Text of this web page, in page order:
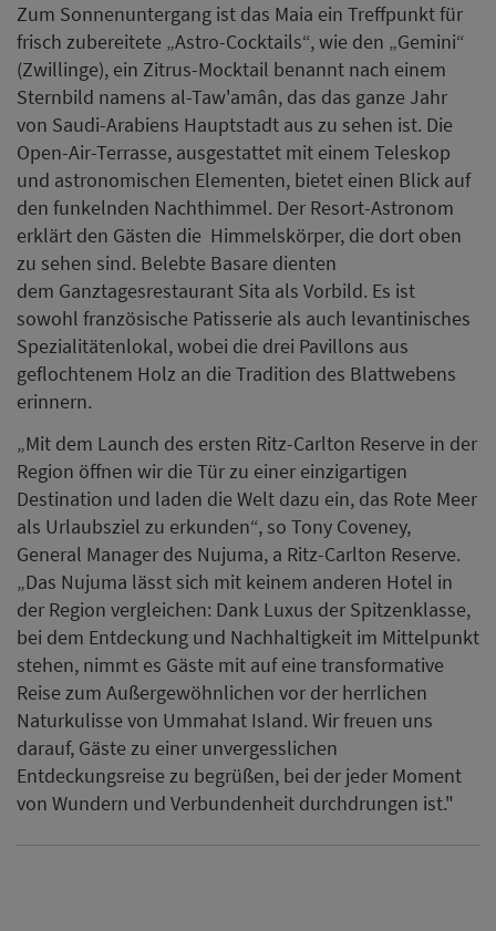
Zum Sonnenuntergang ist das Maia ein Treffpunkt für
frisch zubereitete „Astro-Cocktails“, wie den „Gemini“
(Zwillinge), ein Zitrus-Mocktail benannt nach einem
Sternbild namens al-Taw'amân, das das ganze Jahr
von Saudi-Arabiens Hauptstadt aus zu sehen ist. Die
Open-Air-Terrasse, ausgestattet mit einem Teleskop
und astronomischen Elementen, bietet einen Blick auf
den funkelnden Nachthimmel. Der Resort-Astronom
erklärt den Gästen die Himmelskörper, die dort oben
zu sehen sind. Belebte Basare dienten
dem Ganztagesrestaurant Sita als Vorbild. Es ist
sowohl französische Patisserie als auch levantinisches
Spezialitätenlokal, wobei die drei Pavillons aus
geflochtenem Holz an die Tradition des Blattwebens
erinnern.
„Mit dem Launch des ersten Ritz-Carlton Reserve in der
Region öffnen wir die Tür zu einer einzigartigen
Destination und laden die Welt dazu ein, das Rote Meer
als Urlaubsziel zu erkunden“, so Tony Coveney,
General Manager des Nujuma, a Ritz-Carlton Reserve.
„Das Nujuma lässt sich mit keinem anderen Hotel in
der Region vergleichen: Dank Luxus der Spitzenklasse,
bei dem Entdeckung und Nachhaltigkeit im Mittelpunkt
stehen, nimmt es Gäste mit auf eine transformative
Reise zum Außergewöhnlichen vor der herrlichen
Naturkulisse von Ummahat Island. Wir freuen uns
darauf, Gäste zu einer unvergesslichen
Entdeckungsreise zu begrüßen, bei der jeder Moment
von Wundern und Verbundenheit durchdrungen ist."